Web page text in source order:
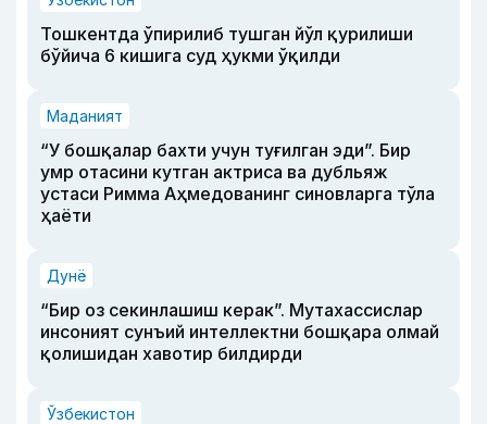
Тошкентда ўпирилиб тушган йўл қурилиши
бўйича 6 кишига суд ҳукми ўқилди
Маданият
“У бошқалар бахти учун туғилган эди”. Бир
умр отасини кутган актриса ва дубльяж
устаси Римма Аҳмедованинг синовларга тўла
ҳаёти
Дунё
“Бир оз секинлашиш керак”. Мутахассислар
инсоният сунъий интеллектни бошқара олмай
қолишидан хавотир билдирди
Ўзбекистон